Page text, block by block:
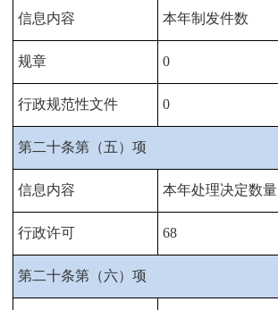
信息内容 本年制发件数
规章 0
行政规范性文件 0
第二十条第（五）项
信息内容 本年处理决定数量
行政许可 68
第二十条第（六）项